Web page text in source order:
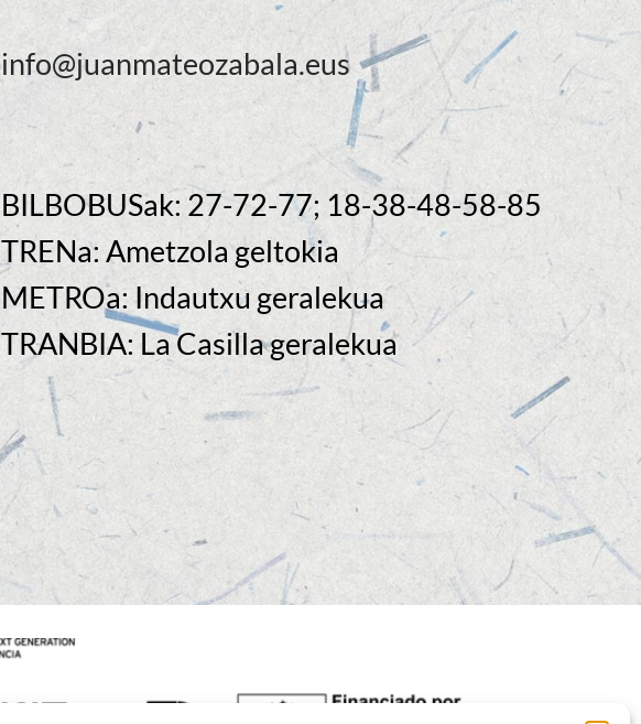
info@juanmateozabala.eus
BILBOBUSak: 27-72-77; 18-38-48-58-85
TRENa: Ametzola geltokia
METROa: Indautxu geralekua
TRANBIA: La Casilla geralekua